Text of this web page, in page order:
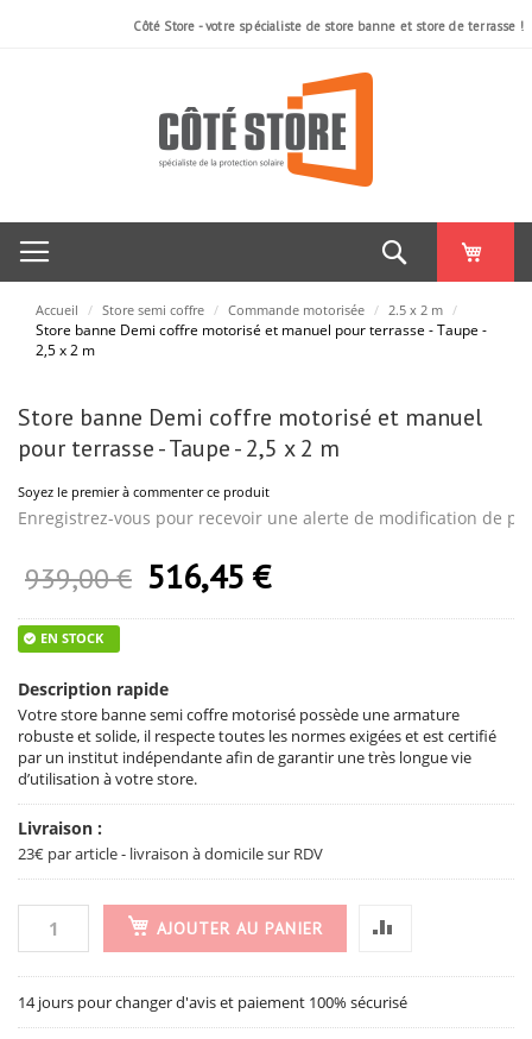
Côté Store - votre spécialiste de store banne et store de terrasse !
Rechercher
Accueil / Store semi coffre / Commande motorisée / 2.5 x 2 m /
Store banne Demi coffre motorisé et manuel pour terrasse - Taupe -
2,5 x 2 m
Store banne Demi coffre motorisé et manuel
pour terrasse - Taupe - 2,5 x 2 m
Soyez le premier à commenter ce produit
Enregistrez-vous pour recevoir une alerte de modification de
939,00 € Prix Spécial
516,45 €
EN STOCK
Description rapide
Votre store banne semi coffre motorisé possède une armature
robuste et solide, il respecte toutes les normes exigées et est certifié
par un institut indépendante afin de garantir une très longue vie
d’utilisation à votre store.
Livraison :
23€ par article - livraison à domicile sur RDV
AJOUTER AU PANIER
14 jours pour changer d'avis et paiement 100% sécurisé
to
end
the
images
gallery
to
beginning
the
images
gallery